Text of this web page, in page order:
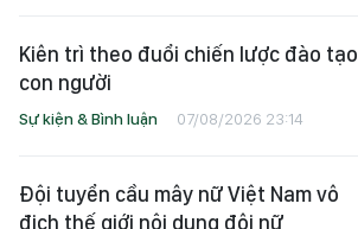
Kiên trì theo đuổi chiến lược đào tạo
con người
Sự kiện & Bình luận 07/08/2026 23:14
Đội tuyển cầu mây nữ Việt Nam vô
địch thế giới nội dung đôi nữ